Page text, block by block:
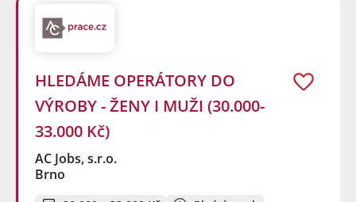
HLEDÁME OPERÁTORY DO
VÝROBY - ŽENY I MUŽI (30.000-
33.000 Kč)
AC Jobs, s.r.o.
Brno